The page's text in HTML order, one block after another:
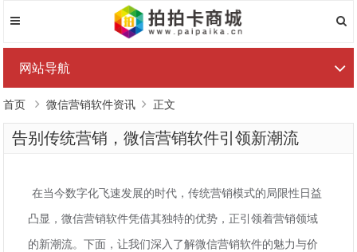
网站导航
首页 微信营销软件资讯 正文
告别传统营销，微信营销软件引领新潮流
在当今数字化飞速发展的时代，传统营销模式的局限性日益
凸显，微信营销软件凭借其独特的优势，正引领着营销领域
的新潮流。下面，让我们深入了解微信营销软件的魅力与价